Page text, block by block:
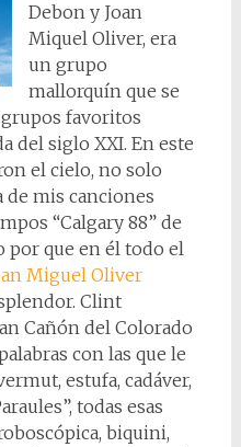
Debon y Joan
Miquel Oliver, era
un grupo
mallorquín que se
favoritos
del siglo XXI. En este
el cielo, no solo
de mis canciones
“Calgary 88” de
por que en él todo el
Miguel Oliver
Clint
Cañón del Colorado
con las que le
estufa, cadáver,
todas esas
biquini,